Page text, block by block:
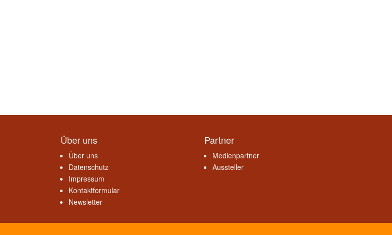
Über uns
Über uns
Datenschutz
Impressum
Kontaktformular
Newsletter
Partner
Medienpartner
Aussteller